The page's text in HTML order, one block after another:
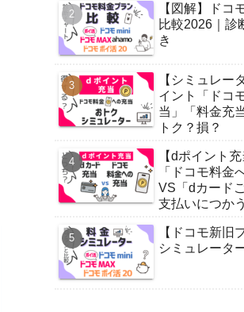
【図解】ドコ
比較2026｜診
き
【シミュレー
イント「ドコ
当」「料金充
トク？損？
【dポイント充
「ドコモ料金
VS「dカード
支払いにつかう
【ドコモ新旧
シミュレータ